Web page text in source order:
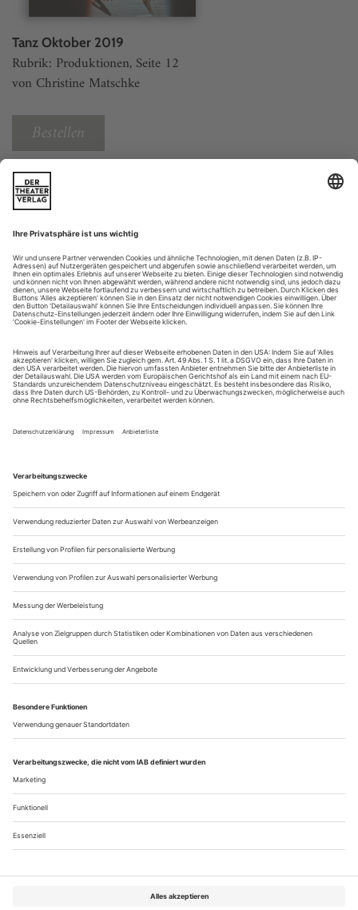
Tanz Oktober 2019
Rubrik: Produktionen, Seite 12
von Christine Matschke
Bestellen
Weitere Beiträge
Auferstanden: Coco Chanel
Zwei Frauen miteinander vergleichen? Ganz schlechte Idee!
Es soll allerdings vorkommen, dass eine Frau an der anderen
Maß nimmt. Jüngstes Beispiel auf der Ballett-Bühne: Svetlana
Zakharova, Bolschoi-Star und alljährlich mit einem eigenen
Projekt auf Moskaus Renommierbühne vertreten, nahm sich
dieses Mal «Coco Chanel» vor. Und zwar in Gesellschaft
namhafter...
Abschied: Willy Dirtl
Nachkriegszeit an der Wiener Staatsoper. Sein Stellenwert im
Ensemble wie auch die künstlerische Vielfalt des 1931 in
Leopoldsdorf (Niederösterreich) geborenen, 1948
engagierten, von 1954 bis 1970 als Erster Solotänzer
verpflichteten Künstlers wird deutlich, wenn man sich seinen
Auftritt anlässlich der...
Paris: Jérôme Bel «Isadora Duncan»
Ihre Autobiografie erschien posthum. Schonungslos beschrieb
sie darin die Folgen eines traumatischen Ereignisses: «Auch
wenn man zu leben scheint, so gibt es doch eine Trauer, die
tötet. Man kann seinen Körper zwar noch … über die Erde
schleppen, aber die Lebensgeister sind erloschen – für
immer.» 1913 ertranken Isadora Duncans Kinder in der
Seine. Jahre später...
Über uns Kontakt Kritikerumfrage Newsletter